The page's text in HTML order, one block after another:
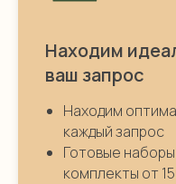
Находим
ваш запрос
Находим
каждый запрос
Готовые
комплекты от